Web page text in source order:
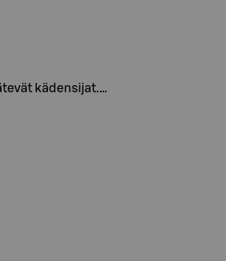
kädensijat.…